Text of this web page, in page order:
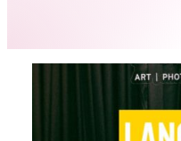
Quand l’art
une première